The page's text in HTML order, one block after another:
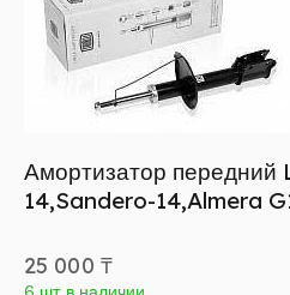
Амортизатор
14,Sandero-14,Almera
25 000 ₸